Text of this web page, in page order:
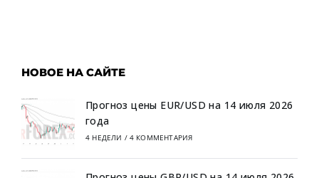
НОВОЕ НА САЙТЕ
Прогноз цены EUR/USD на 14 июля 2026
года
4 НЕДЕЛИ / 4 КОММЕНТАРИЯ